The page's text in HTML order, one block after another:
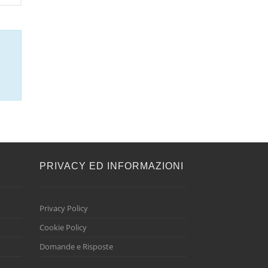
PRIVACY ED INFORMAZIONI
Privacy Policy
Cookie Policy
Domande e Risposte